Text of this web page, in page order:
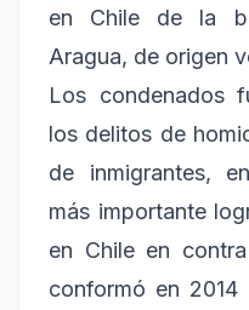
en Chile de la
Aragua, de origen
Los condenados
los delitos de
de inmigrantes,
más importante
en Chile en
conformó en 2014